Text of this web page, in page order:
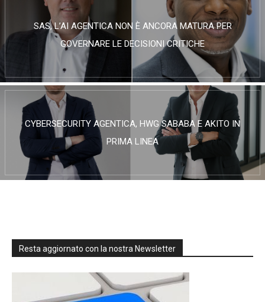
SAS, L’AI AGENTICA NON È ANCORA MATURA PER
GOVERNARE LE DECISIONI CRITICHE
CYBERSECURITY AGENTICA, HWG SABABA E AKITO IN
PRIMA LINEA
Resta aggiornato con la nostra Newsletter